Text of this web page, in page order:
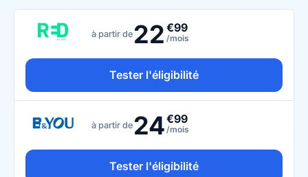
à partir de 22 €99
/mois
Tester l'éligibilité
à partir de 24€99
/mois
Tester l'éligibilité